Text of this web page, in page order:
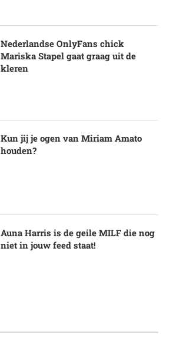
Nederlandse OnlyFans chick
Mariska Stapel gaat graag uit de
kleren
Kun jij je ogen van Miriam Amato
houden?
Auna Harris is de geile MILF die nog
niet in jouw feed staat!